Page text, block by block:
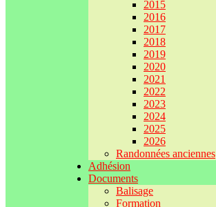
2015
2016
2017
2018
2019
2020
2021
2022
2023
2024
2025
2026
Randonnées anciennes
Adhésion
Documents
Balisage
Formation